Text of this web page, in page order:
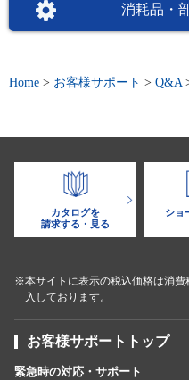
消耗品・
Home > お客様サポート > Q&A
カタログを
請求する・見る
ショ
※本サイトに表示の税込価格は消
入しております。
お客様サポートトップ
緊急時の対応・サポート